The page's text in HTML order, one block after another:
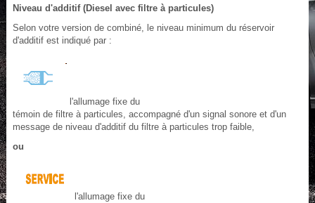
Niveau d'additif (Diesel avec filtre à particules)
Selon votre version de combiné, le niveau minimum du réservoir
d'additif est indiqué par :
l'allumage fixe du
témoin de filtre à particules, accompagné d'un signal sonore et d'un
message de niveau d'additif du filtre à particules trop faible,
ou
l'allumage fixe du